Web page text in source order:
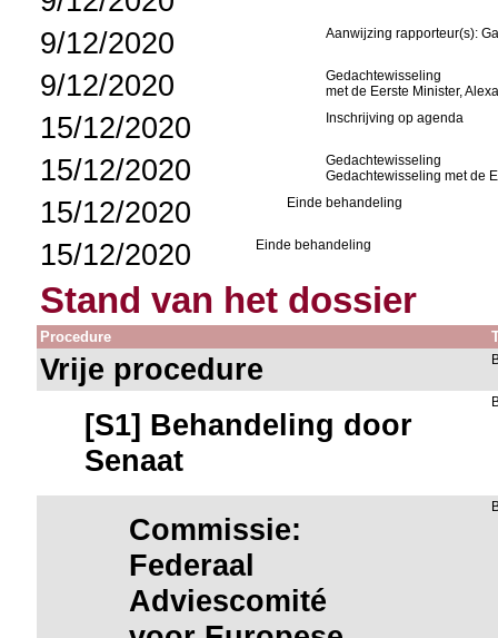
9/12/2020 Aanwijzing rapporteur(s):
9/12/2020
Gedachtewisseling
met de Eerste Minister,
15/12/2020 Inschrijving op agenda
15/12/2020
Gedachtewisseling
Gedachtewisseling met de
15/12/2020 Einde behandeling
15/12/2020 Einde behandeling
Stand van het dossier
Procedure
Vrije procedure
[S1] Behandeling door
Senaat
Commissie:
Federaal
Adviescomité